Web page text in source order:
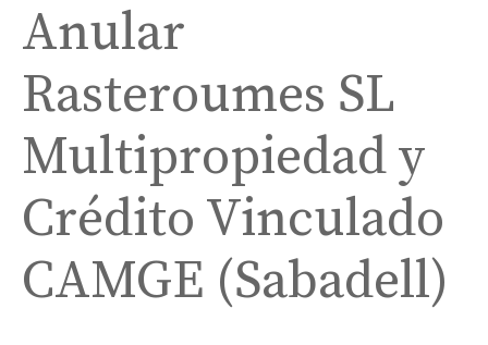
Anular
Rasteroumes SL
Multipropiedad y
Crédito Vinculado
CAMGE (Sabadell)